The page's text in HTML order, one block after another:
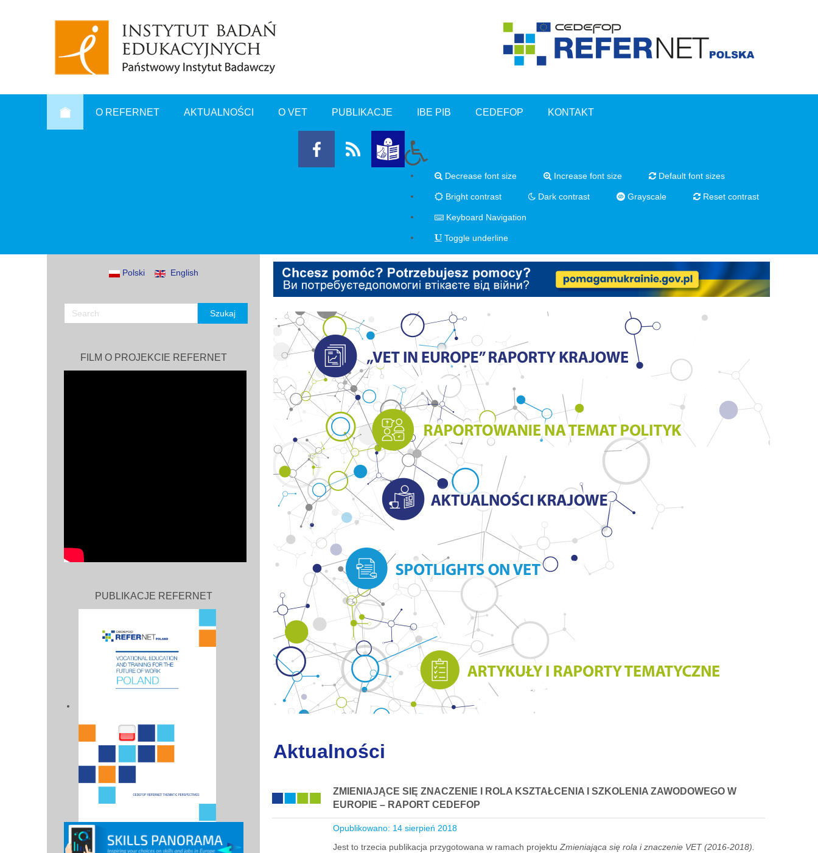
O REFERNET AKTUALNOŚCI O VET PUBLIKACJE IBE PIB CEDEFOP KONTAKT
Decrease font size Increase font size Default font sizes
Bright contrast Dark contrast Grayscale Reset contrast
Keyboard Navigation
Toggle underline
Polski English
FILM O PROJEKCIE REFERNET
PUBLIKACJE REFERNET
Aktualności
ZMIENIAJĄCE SIĘ ZNACZENIE I ROLA KSZTAŁCENIA I SZKOLENIA ZAWODOWEGO W
EUROPIE – RAPORT CEDEFOP
Opublikowano: 14 sierpień 2018
Jest to trzecia publikacja przygotowana w ramach projektu Zmieniająca się rola i znaczenie VET (2016-2018).